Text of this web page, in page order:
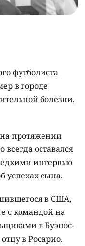
футболиста
в городе
болезни,
протяжении
всегда оставался
интервью
успехах сына.
в США,
с командой на
в Буэнос-
в Росарио.